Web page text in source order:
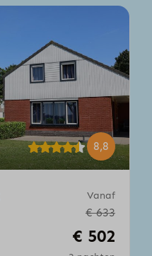
8,8
Vanaf
€ 633
€ 502